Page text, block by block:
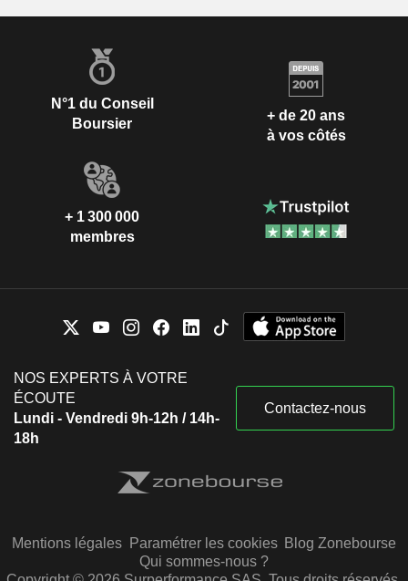
N°1 du Conseil
Boursier
+ de 20 ans
à vos côtés
+ 1 300 000
membres
NOS EXPERTS À VOTRE
ÉCOUTE
Lundi - Vendredi 9h-12h / 14h-
18h
Contactez-nous
Mentions légales Paramétrer les cookies Blog Zonebourse
Qui sommes-nous ?